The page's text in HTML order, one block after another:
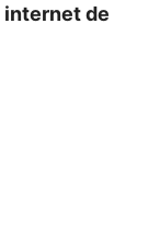
internet de